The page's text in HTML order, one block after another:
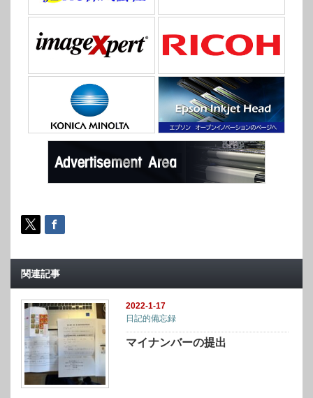
関連記事
2022-1-17
日記的備忘録
マイナンバーの提出